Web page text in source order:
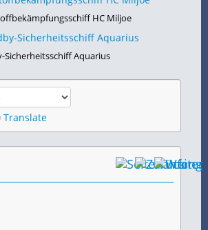
HC Miljoe
Sicherheitsschiff Aquarius
Translate